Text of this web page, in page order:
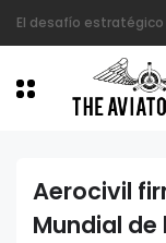
Aerocivil
Mundial de